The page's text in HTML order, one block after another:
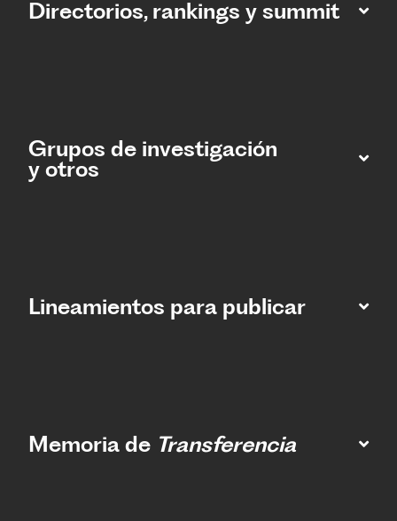
Directorios, rankings y summit
Grupos de investigación
y otros
Lineamientos para publicar
Memoria de Transferencia